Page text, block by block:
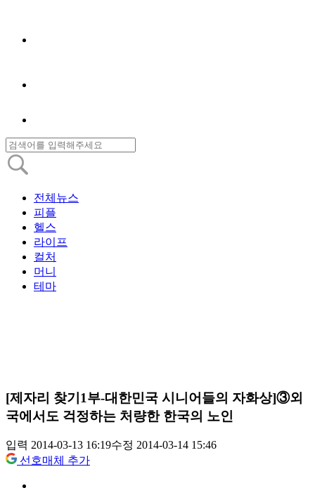
전체뉴스
피플
헬스
라이프
컬처
머니
테마
[제자리 찾기1부-대한민국 시니어들의 자화상]③외
국에서도 걱정하는 처량한 한국의 노인
입력 2014-03-13 16:19수정 2014-03-14 15:46
선호매체 추가